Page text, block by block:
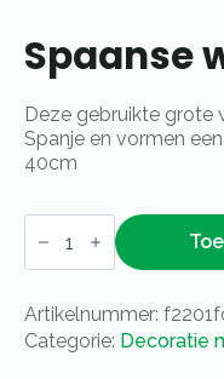
Spaanse
Deze gebruikte grote
Spanje en vormen
40cm
Spaanse
wijnfles
Artikelnummer:
Categorie: Decoratie